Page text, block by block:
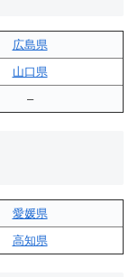
広島県
山口県
–
愛媛県
高知県